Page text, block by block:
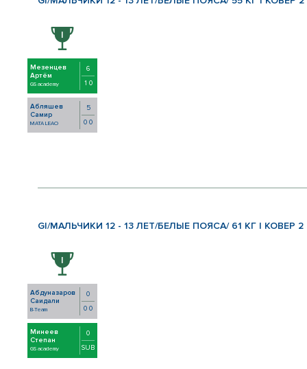
Мезенцев
Артём
GS academy
6
1 0
Абляшев
Самир
MATA LEAO
5
0 0
GI/МАЛЬЧИКИ 12 - 13 ЛЕТ/БЕЛЫЕ ПОЯСА/ 61 КГ | КОВЕР 2
Абдуназаров
Саидали
B-Team
0
0 0
Минеев
Степан
GS academy
0
SUB